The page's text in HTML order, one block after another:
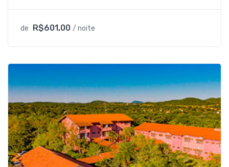
de R$601,00 / noite